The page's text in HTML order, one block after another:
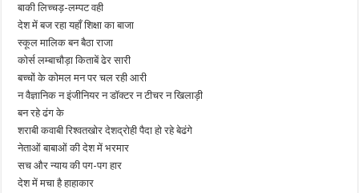
बाकी लिच्चड़-लम्पट वही
देश में बज रहा यहाँ शिक्षा का बाजा
स्कूल मालिक बन बैठा राजा
कोर्स लम्बाचौड़ा किताबें ढेर सारी
बच्चों के कोमल मन पर चल रही आरी
न वैज्ञानिक न इंजीनियर न डॉक्टर न टीचर न खिलाड़ी
बन रहे ढंग के
शराबी कवाबी रिश्वतखोर देशद्रोही पैदा हो रहे बेढंगे
नेताओं बाबाओं की देश में भरमार
सच और न्याय की पग-पग हार
देश में मचा है हाहाकार